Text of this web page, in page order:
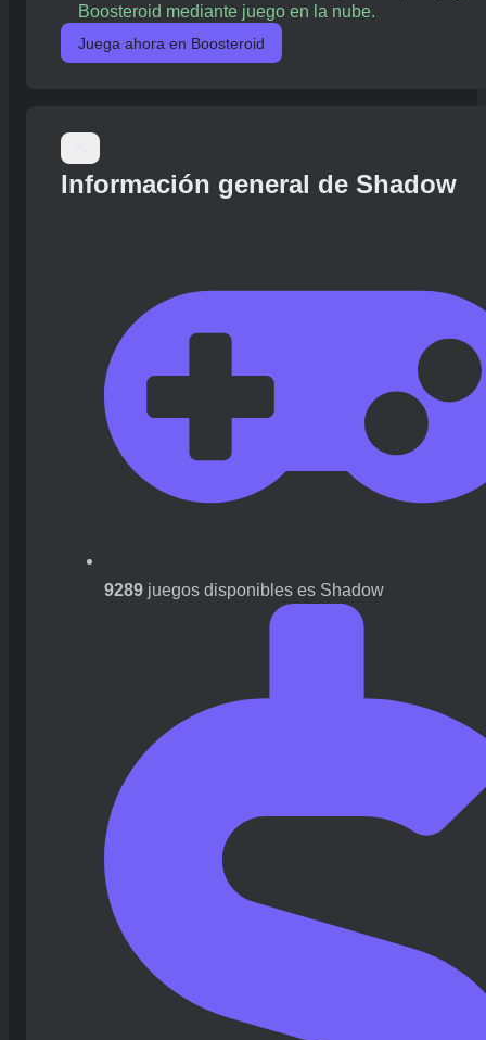
Boosteroid mediante juego en la nube.
Juega ahora en Boosteroid
Información general de Shadow
9289 juegos disponibles es Shadow